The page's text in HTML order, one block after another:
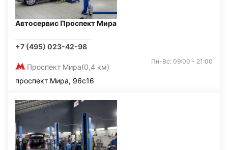
Автосервис Проспект Мира
+7 (495) 023-42-98
Проспект Мира(0,4 км)
Пн-Вс: 09:00 - 21:00
проспект Мира, 96с16